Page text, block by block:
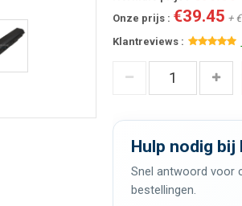
Onze prijs : €39.45 +
Klantreviews :
Hulp nodig
Snel antwoord voor
bestellingen.